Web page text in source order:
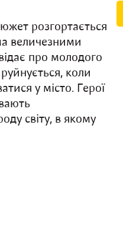
розгортається
величезними
про молодого
коли
у місто. Герої
світу, в якому